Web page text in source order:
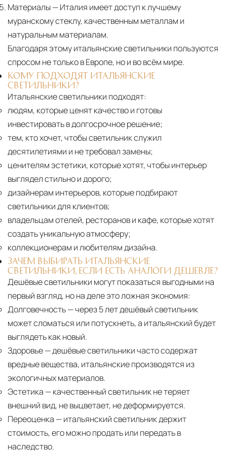
Материалы— Италия имеет доступ к лучшему
муранскому стеклу, качественным металлам и
натуральным материалам.
Благодаря этому итальянские светильники пользуются
спросом не только в Европе, но и во всём мире.
КОМУ ПОДХОДЯТ ИТАЛЬЯНСКИЕ
СВЕТИЛЬНИКИ?
Итальянские светильники подходят:
людям, которые ценят качество и готовы
инвестировать в долгосрочное решение;
тем, кто хочет, чтобы светильник служил
десятилетиями и не требовал замены;
ценителям эстетики, которые хотят, чтобы интерьер
выглядел стильно и дорого;
дизайнерам интерьеров, которые подбирают
светильники для клиентов;
владельцам отелей, ресторанов и кафе, которые хотят
создать уникальную атмосферу;
коллекционерам и любителям дизайна.
ЗАЧЕМ ВЫБИРАТЬ ИТАЛЬЯНСКИЕ
СВЕТИЛЬНИКИ, ЕСЛИ ЕСТЬ АНАЛОГИ ДЕШЕВЛЕ?
Дешёвые светильники могут показаться выгодными на
первый взгляд, но на деле это ложная экономия:
Долговечность— через 5 лет дешёвый светильник
может сломаться или потускнеть, а итальянский будет
выглядеть как новый.
Здоровье— дешёвые светильники часто содержат
вредные вещества, итальянские производятся из
экологичных материалов.
Эстетика — качественный светильник не теряет
внешний вид, не выцветает, не деформируется.
Переоценка — итальянский светильник держит
стоимость, его можно продать или передать в
наследство.